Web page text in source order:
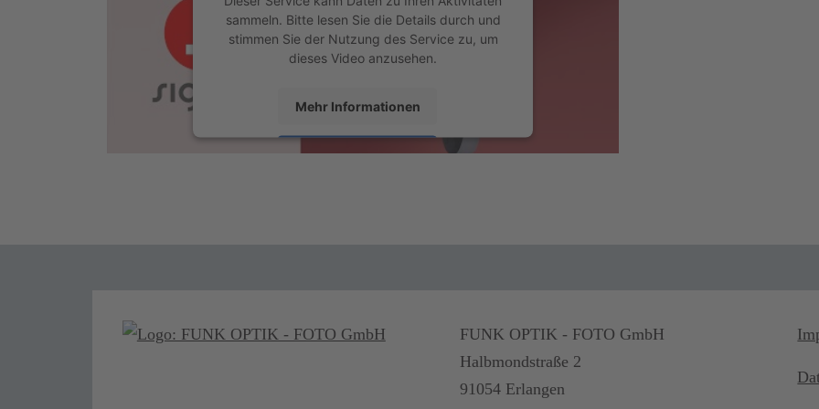
sammeln. Bitte lesen Sie die Details durch und
stimmen Sie der Nutzung des Service zu, um
dieses Video anzusehen.
Mehr Informationen
Akzeptieren
FUNK OPTIK - FOTO GmbH
Halbmondstraße 2
91054 Erlangen